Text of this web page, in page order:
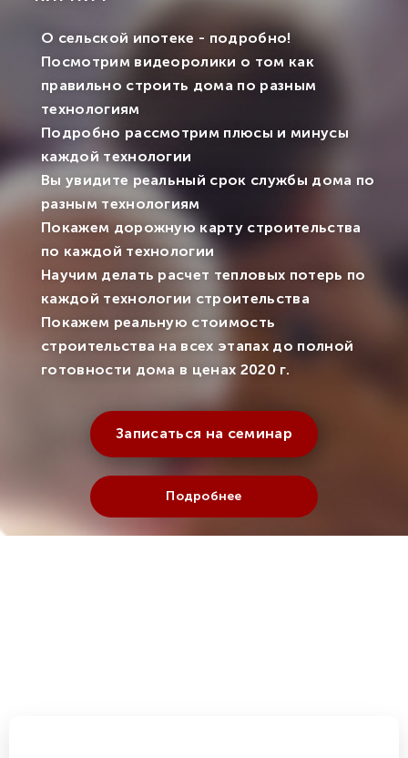
О сельской ипотеке - подробно!
Посмотрим видеоролики о том как
правильно строить дома по разным
технологиям
Подробно рассмотрим плюсы и минусы
каждой технологии
Вы увидите реальный срок службы дома по
разным технологиям
Покажем дорожную карту строительства
по каждой технологии
Научим делать расчет тепловых потерь по
каждой технологии строительства
Покажем реальную стоимость
строительства на всех этапах до полной
готовности дома в ценах 2020 г.
Записаться на семинар
Подробнее